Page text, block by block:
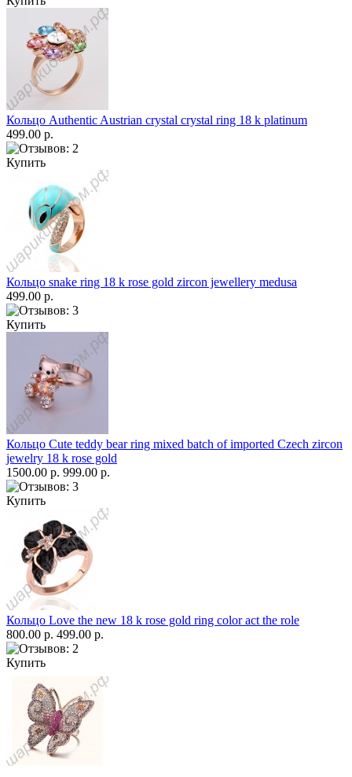
Кольцо Authentic Austrian crystal crystal ring 18 k platinum
499.00 р.
Купить
Кольцо snake ring 18 k rose gold zircon jewellery medusa
499.00 р.
Купить
Кольцо Cute teddy bear ring mixed batch of imported Czech zircon
jewelry 18 k rose gold
1500.00 р. 999.00 р.
Купить
Кольцо Love the new 18 k rose gold ring color act the role
800.00 р. 499.00 р.
Купить